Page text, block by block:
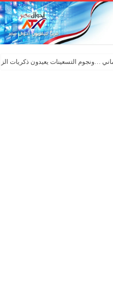
…ونجوم التسعينات يعيدون ذكريات